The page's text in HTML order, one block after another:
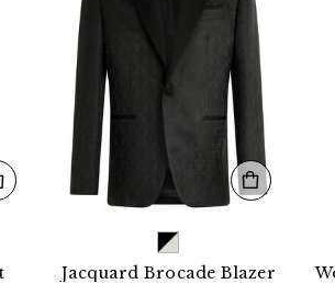
Jacquard Brocade Blazer Wool